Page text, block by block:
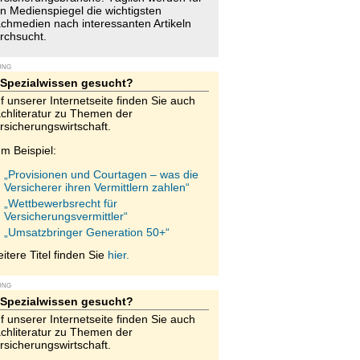
Medienspiegel die wichtigsten
nach interessanten Artikeln
Spezialwissen gesucht?
unserer Internetseite finden Sie auch
zu Themen der
Beispiel:
„Provisionen und Courtagen – was die
Versicherer ihren Vermittlern zahlen“
„Wettbewerbsrecht für
Versicherungsvermittler“
„Umsatzbringer Generation 50+“
Titel finden Sie hier.
Spezialwissen gesucht?
unserer Internetseite finden Sie auch
zu Themen der